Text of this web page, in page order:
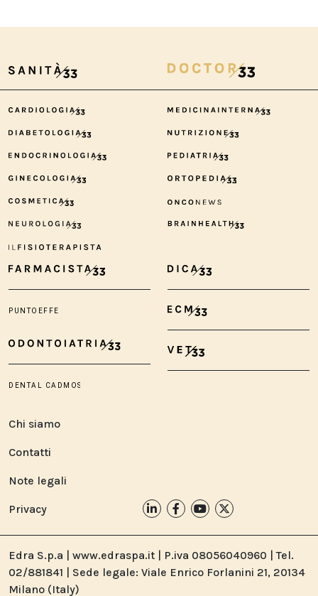
Chi siamo
Contatti
Note legali
Privacy
Edra S.p.a | www.edraspa.it | P.iva 08056040960 | Tel.
02/881841 | Sede legale: Viale Enrico Forlanini 21, 20134
Milano (Italy)